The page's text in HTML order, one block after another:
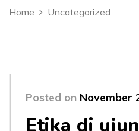
Home Uncategorized
Posted on November
Etika di